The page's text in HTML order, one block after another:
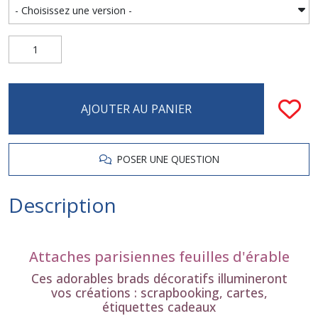
AJOUTER AU PANIER
POSER UNE QUESTION
Description
Attaches parisiennes feuilles d'érable
Ces adorables brads décoratifs illumineront
vos créations : scrapbooking, cartes,
étiquettes cadeaux